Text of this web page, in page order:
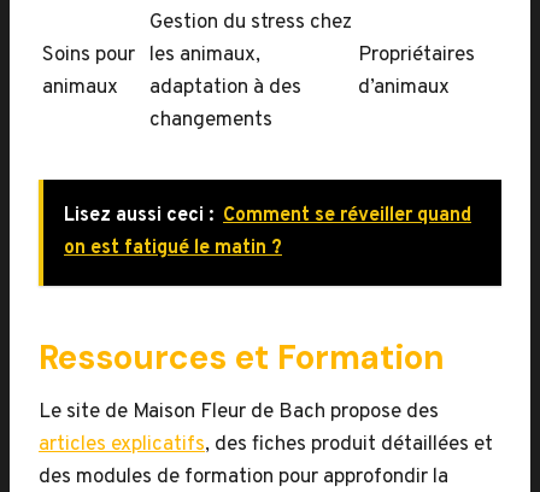
Soins pour
animaux
Gestion du stress chez
les animaux,
adaptation à des
changements
Propriétaires
d’animaux
Lisez aussi ceci : Comment se réveiller quand
on est fatigué le matin ?
Ressources et Formation
Le site de Maison Fleur de Bach propose des
articles explicatifs, des fiches produit détaillées et
des modules de formation pour approfondir la